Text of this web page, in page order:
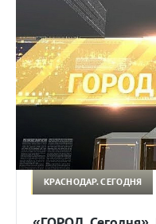
КРАСНОДАР. СЕГОДНЯ